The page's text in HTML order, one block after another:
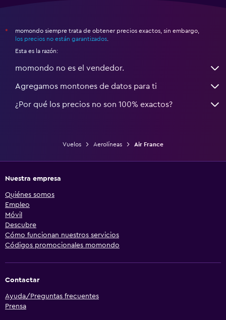
*
momondo siempre trata de obtener precios exactos, sin embargo,
los precios no están garantizados
Esta es la razón:
momondo no es el vendedor.
Agregamos montones de datos para ti
¿Por qué los precios no son 100% exactos?
Vuelos Aerolíneas Air France
Nuestra empresa
Quiénes somos
Empleo
Móvil
Descubre
Cómo funcionan nuestros servicios
Códigos promocionales momondo
Contactar
Ayuda/Preguntas frecuentes
Prensa